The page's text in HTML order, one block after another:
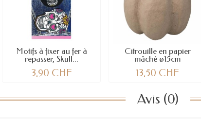
Motifs à fixer au fer à
repasser, Skull...
3,90 CHF
Citrouille en papier
mâché ø15cm
13,50 CHF
Avis (0)